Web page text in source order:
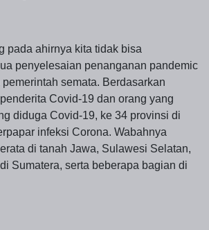
pada ahirnya kita tidak bisa
penyelesaian penanganan pandemic
semata. Berdasarkan
Covid-19 dan orang yang
diduga Covid-19, ke 34 provinsi di
infeksi Corona. Wabahnya
di tanah Jawa, Sulawesi Selatan,
Sumatera, serta beberapa bagian di